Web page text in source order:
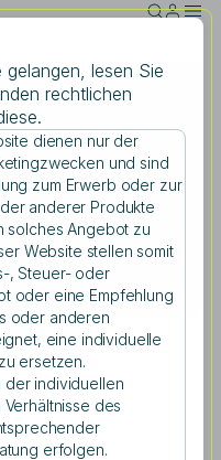
wie Julia Bock-
lesen Sie
rechtlichen
dienen nur der
und sind
zum Erwerb oder zur
anderer Produkte
solches Angebot zu
Website stellen somit
, Steuer- oder
oder eine Empfehlung
oder anderen
eine individuelle
ersetzen.
individuellen
des
erfolgen.